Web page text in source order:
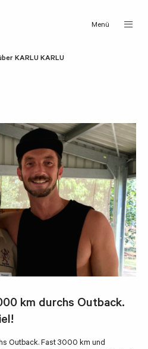
Menü
KARLU KARLU
km durchs Outback.
Outback. Fast 3000 km und